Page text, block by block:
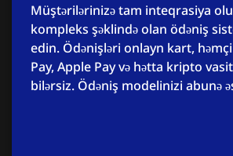
Müştərilərinizə tam inteqrasiya
kompleks şəklində olan ödəniş
edin. Ödənişləri onlayn kart,
Pay, Apple Pay və hətta kripto
bilərsiz. Ödəniş modelinizi abunə